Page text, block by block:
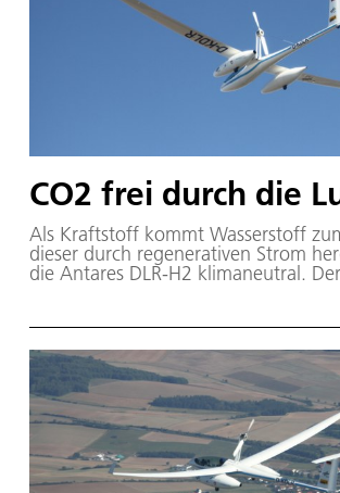
CO2 frei durch die
Als Kraftstoff kommt Wasserstoff
dieser durch regenerativen Strom
die Antares DLR-H2 klimaneutral.
als 10 Prozent.